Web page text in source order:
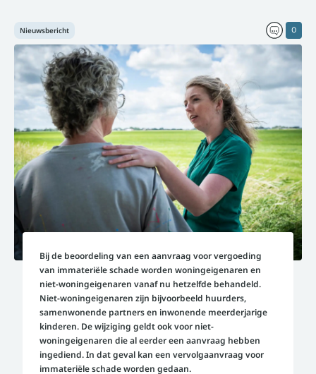
0
Nieuwsbericht
Bij de beoordeling van een aanvraag voor vergoeding
van immateriële schade worden woningeigenaren en
niet-woningeigenaren vanaf nu hetzelfde behandeld.
Niet-woningeigenaren zijn bijvoorbeeld huurders,
samenwonende partners en inwonende meerderjarige
kinderen. De wijziging geldt ook voor niet-
woningeigenaren die al eerder een aanvraag hebben
ingediend. In dat geval kan een vervolgaanvraag voor
immateriële schade worden gedaan.